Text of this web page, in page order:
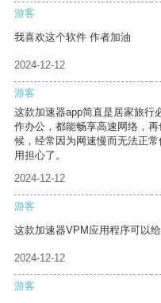
游客
我喜欢这个软件 作者加油
2024-12-12
游客
这款加速器app简直是居家旅行
作办公，都能畅享高速网络，
候，经常因为网速慢而无法正
用担心了。
2024-12-12
游客
这款加速器VPM应用程序可以
2024-12-12
游客